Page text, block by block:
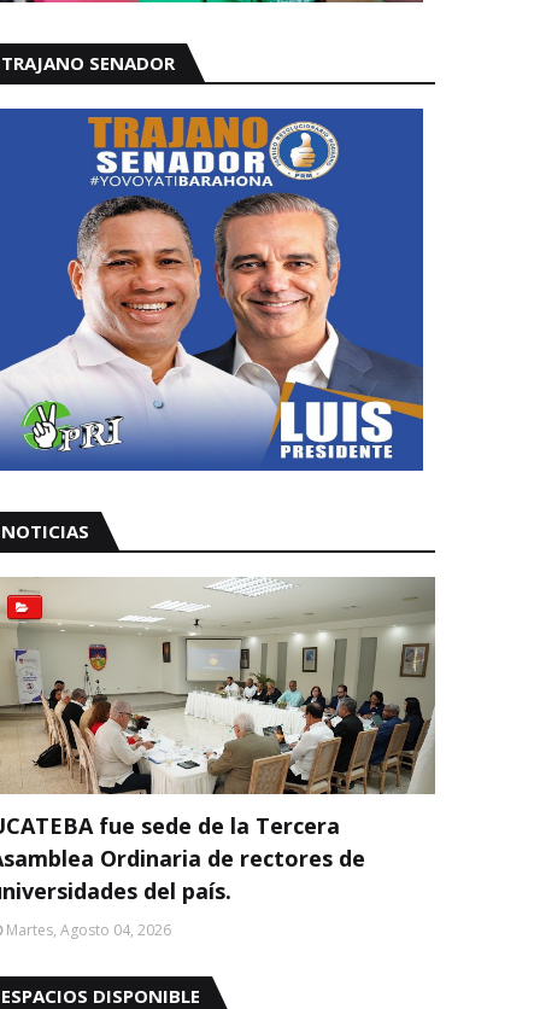
TRAJANO SENADOR
NOTICIAS
fue sede de la Tercera
Ordinaria de rectores de
del país.
Martes, Agosto 04, 2026
ESPACIOS DISPONIBLE